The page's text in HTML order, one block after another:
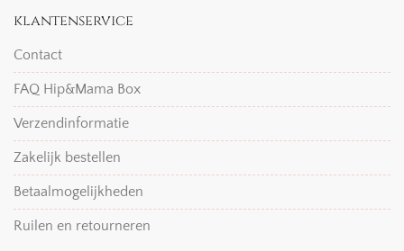
klantenservice
Contact
FAQ Hip&Mama Box
Verzendinformatie
Zakelijk bestellen
Betaalmogelijkheden
Ruilen en retourneren